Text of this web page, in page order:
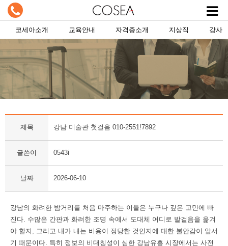
코세아소개 교육안내 자격증소개 지상직 강사
제목 강남 미술관 첫걸음 010-2551!7892
글쓴이 0543i
날짜 2026-06-10
강남의 화려한 밤거리를 처음 마주하는 이들은 누구나 깊은 고민에 빠
진다. 수많은 간판과 화려한 조명 속에서 도대체 어디로 발걸음을 옮겨
야 할지, 그리고 내가 내는 비용이 정당한 것인지에 대한 불안감이 앞서
기 때문이다. 특히 정보의 비대칭성이 심한 강남유흥 시장에서는 사전